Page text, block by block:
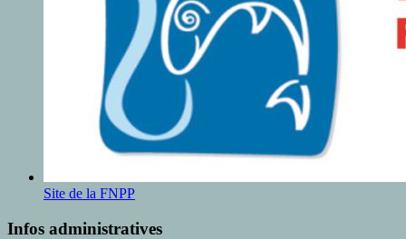
Site de la FNPP
Infos administratives